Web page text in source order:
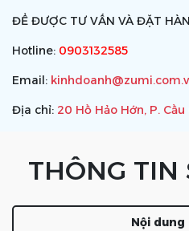
ĐỂ ĐƯỢC TƯ VẤN VÀ ĐẶT
Hotline: 0903132585
Email:
Địa chỉ: 20 Hồ Hảo Hớn, P.
THÔNG TIN
Nội dung